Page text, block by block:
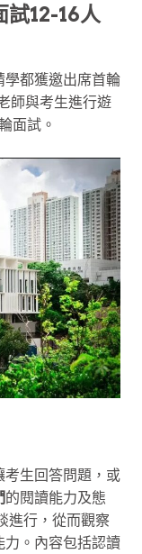
試12-16人
都獲邀出席首輪
師與考生進行遊
面試。
考生回答問題，或
的閱讀能力及態
進行，從而觀察
。內容包括認讀